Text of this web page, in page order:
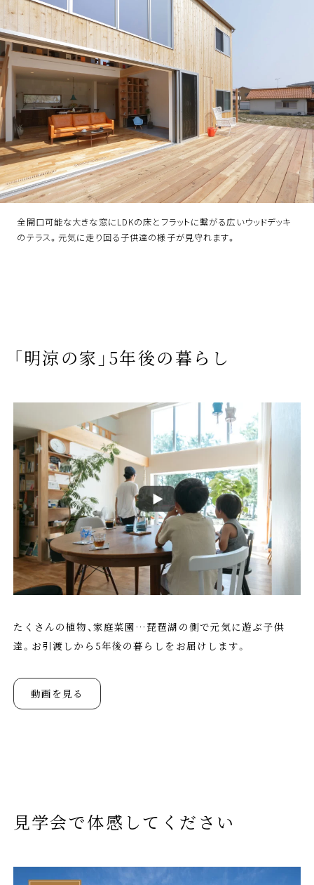
全開口可能な大きな窓にLDKの床とフラットに繋がる広いウッドデッキ
のテラス。元気に走り回る子供達の様子が見守れます。
「明涼の家」5年後の暮らし
たくさんの植物、家庭菜園…琵琶湖の側で元気に遊ぶ子供
達。お引渡しから5年後の暮らしをお届けします。
動画を見る
見学会で体感してください